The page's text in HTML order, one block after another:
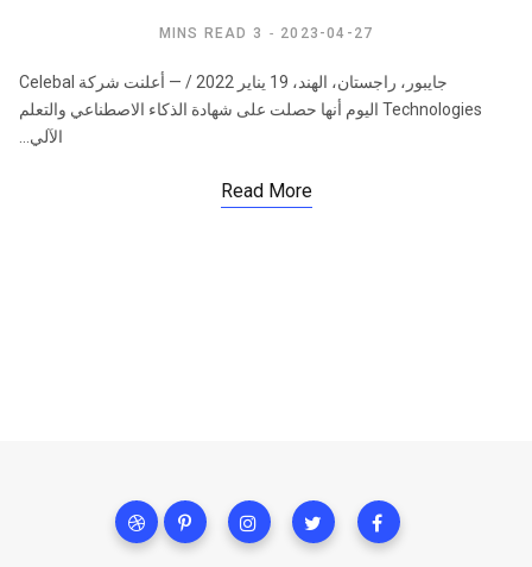
2023-04-27
3 MINS READ
جايبور، راجستان، الهند، 19 يناير 2022 / — أعلنت شركة Celebal
Technologies اليوم أنها حصلت على شهادة الذكاء الاصطناعي والتعلم
الآلي…
Read More